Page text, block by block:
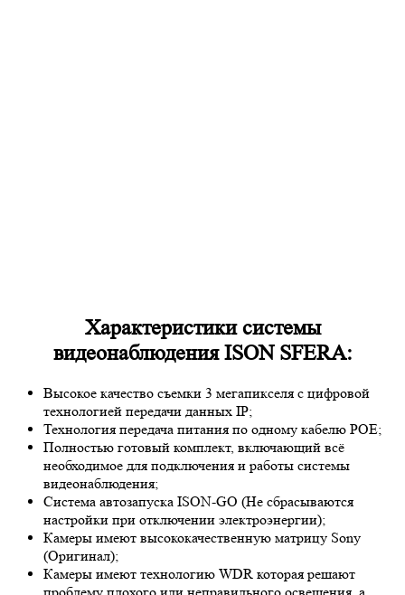
Характеристики системы
видеонаблюдения ISON SFERA:
Высокое качество съемки 3 мегапикселя с цифровой
технологией передачи данных IP;
Технология передача питания по одному кабелю POE;
Полностью готовый комплект, включающий всё
необходимое для подключения и работы системы
видеонаблюдения;
Система автозапуска ISON-GO (Не сбрасываются
настройки при отключении электроэнергии);
Камеры имеют высококачественную матрицу Sony
(Оригинал);
Камеры имеют технологию WDR которая решают
проблему плохого или неправильного освещения, а